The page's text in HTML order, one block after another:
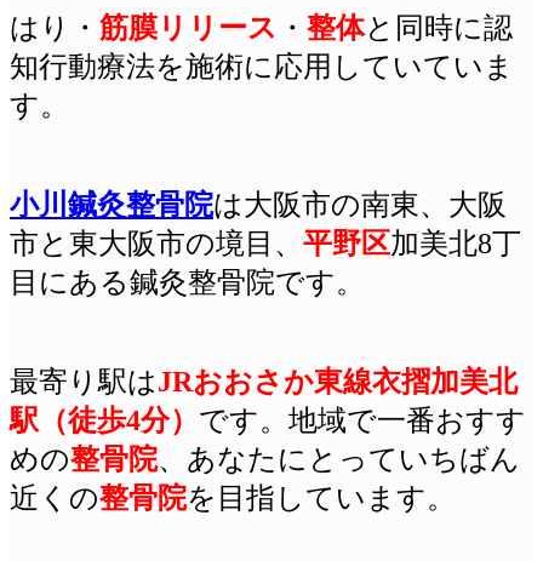
はり ・ 筋膜リリース ・ 整体と同時に認
知行動療法を施術に応用していていま
す。
小川鍼灸整骨院は大阪市の南東、大阪
市と東大阪市の境目、 平野区加美北8丁
目にある鍼灸整骨院です。
最寄り駅はJRおおさか東線衣摺加美北
駅（徒歩4分） です。地域で一番おすす
めの整骨院、あなたにとっていちばん
近くの整骨院を目指しています。